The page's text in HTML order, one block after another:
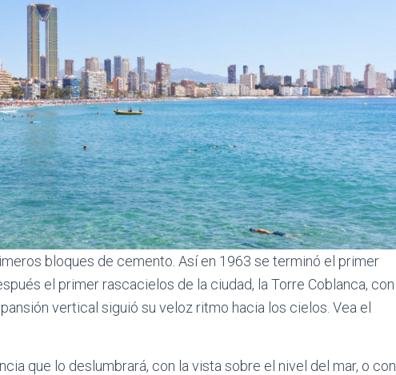
bloques de cemento. Así en 1963 se terminó el primer
el primer rascacielos de la ciudad, la Torre Coblanca, con
vertical siguió su veloz ritmo hacia los cielos. Vea el
que lo deslumbrará, con la vista sobre el nivel del mar, o con